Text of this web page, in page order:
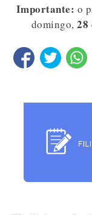
Importante: o
domingo,28